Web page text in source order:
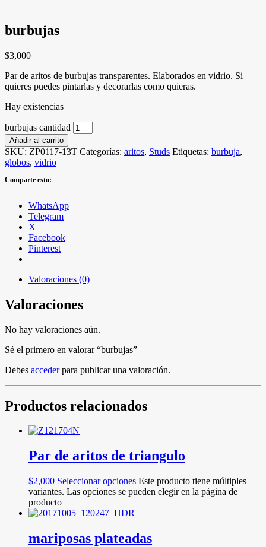
burbujas
$3,000
Par de aritos de burbujas transparentes. Elaborados en vidrio. Si
quieres puedes pintarlas y decorarlas como quieras.
Hay existencias
burbujas cantidad
Añadir al carrito
SKU: ZP0117-13T Categorías: aritos, Studs Etiquetas: burbuja,
globos, vidrio
Comparte esto:
WhatsApp
Telegram
X
Facebook
Pinterest
Valoraciones (0)
Valoraciones
No hay valoraciones aún.
Sé el primero en valorar “burbujas”
Debes accederpara publicar una valoración.
Productos relacionados
Par de aritos de triangulo
$2,000 Seleccionar opciones Este producto tiene múltiples
variantes. Las opciones se pueden elegir en la página de
producto
mariposas plateadas